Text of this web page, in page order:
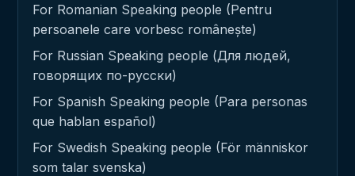
For Romanian Speaking people (Pentru
persoanele care vorbesc românește)
For Russian Speaking people (Для людей,
говорящих по-русски)
For Spanish Speaking people (Para personas
que hablan español)
For Swedish Speaking people (För människor
som talar svenska)